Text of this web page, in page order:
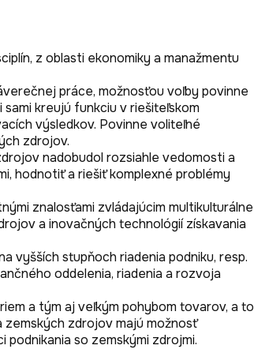
z oblasti ekonomiky a manažmentu
práce, možnosťou voľby povinne
kreujú funkciu v riešiteľskom
výsledkov. Povinne voliteľné
zdrojov.
nadobudol rozsiahle vedomosti a
hodnotiť a riešiť komplexné problémy
znalosťami zvládajúcim multikulturálne
a inovačných technológií získavania
vyšších stupňoch riadenia podniku, resp.
oddelenia, riadenia a rozvoja
a tým aj veľkým pohybom tovarov, a to
zemských zdrojov majú možnosť